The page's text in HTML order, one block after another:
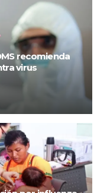
recomienda
virus